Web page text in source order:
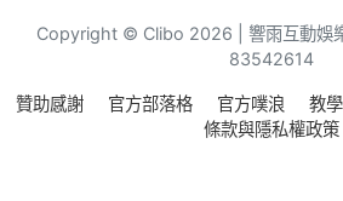
Copyright © Clibo 2026 | 響雨互動娛
83542614
贊助感謝 官方部落格 官方噗浪 教
條款與隱私權政策